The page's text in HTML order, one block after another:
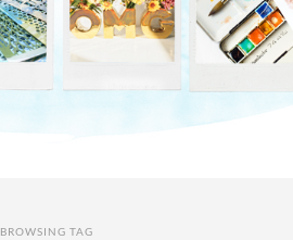
BROWSING TAG